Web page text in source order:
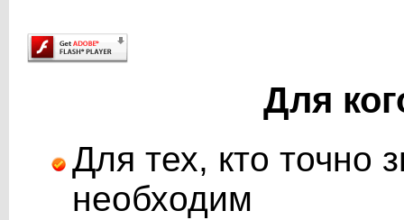
Для
Для тех, кто
необходим